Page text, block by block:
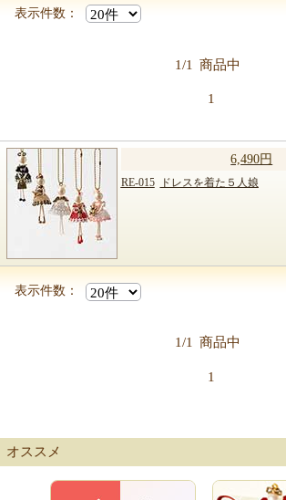
表示件数：
1/1 商品中
1
6,490円
RE-015 ドレスを着た５人娘
表示件数：
1/1 商品中
1
オススメ